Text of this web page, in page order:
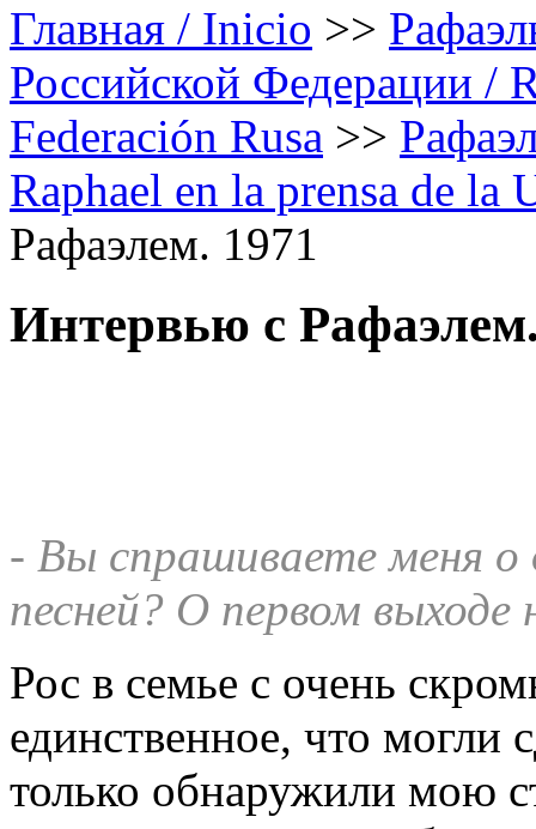
Главная / Inicio >>
Российской Федерации /
Federación Rusa >>
Raphael en la prensa de la
Рафаэлем. 1971
Интервью с
- Вы спрашиваете меня о
песней? О первом выходе
Рос в семье с очень
единственное, что могли
только обнаружили мою